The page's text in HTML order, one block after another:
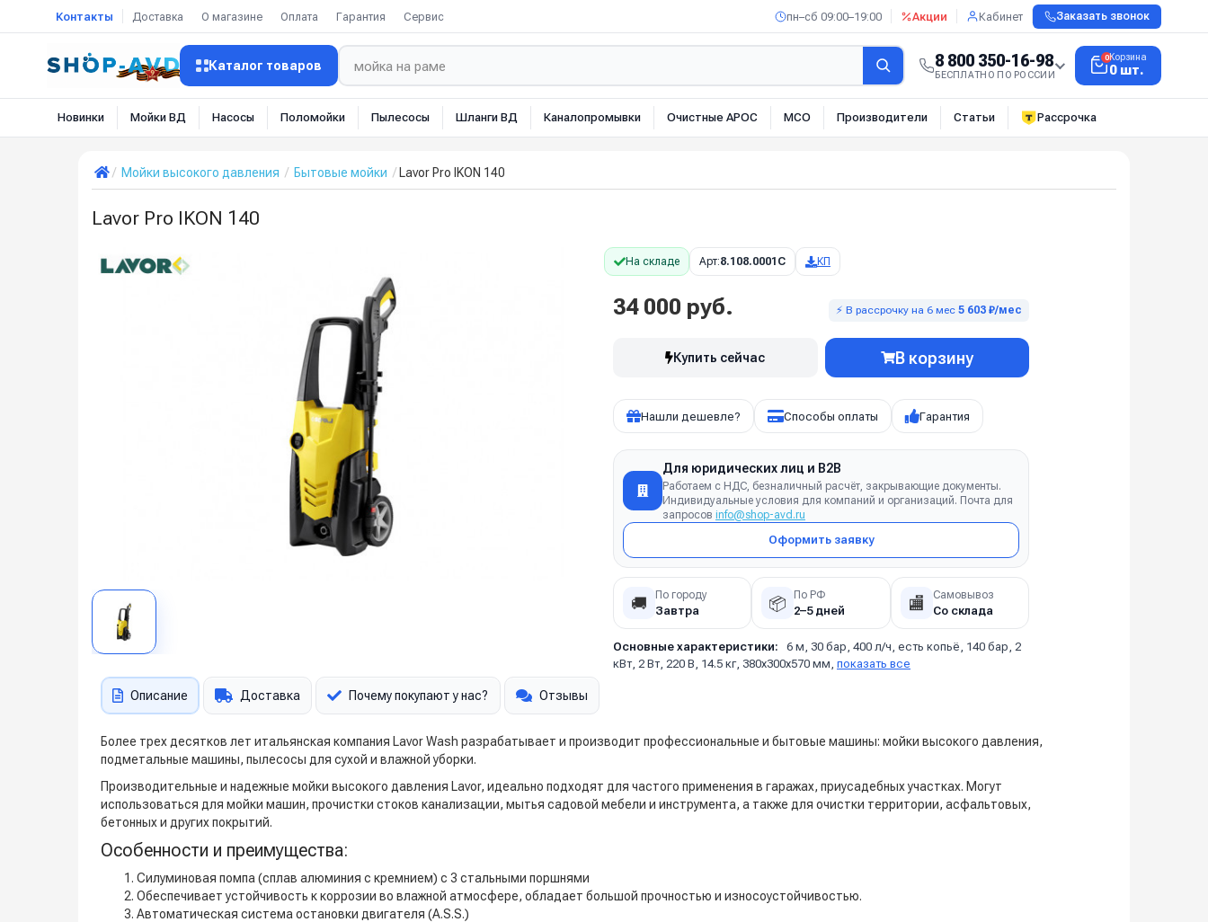
Контакты Доставка О магазине Оплата Гарантия Сервис пн–сб 09:00–19:00 Акции Кабинет Заказать звонок
Каталог товаров 8 800 350-16-98
БЕСПЛАТНО ПО РОССИИ
0Корзина
0 шт.
Новинки Мойки ВД Насосы Поломойки Пылесосы Шланги ВД Каналопромывки Очистные АРОС МСО Производители Статьи Рассрочка
Мойки высокого давления Бытовые мойки Lavor Pro IKON 140
Lavor Pro IKON 140
На складе Арт:8.108.0001C КП
34 000 руб. ⚡ В рассрочку на 6 мес5 603 ₽/мес
Купить сейчас В корзину
Нашли дешевле? Способы оплаты Гарантия
Для юридических лиц и B2B
Работаем с НДС, безналичный расчёт, закрывающие документы.
Индивидуальные условия для компаний и организаций. Почта для
запросов info@shop-avd.ru
Оформить заявку
🚚 По городу
Завтра 📦 По РФ
2–5 дней 🏬 Самовывоз
Со склада
Основные характеристики:
6 м, 30 бар, 400 л/ч, есть копьё, 140 бар, 2
кВт, 2 Вт, 220 В, 14.5 кг, 380х300х570 мм, показать все
Описание Доставка Почему покупают у нас? Отзывы
Более трех десятков лет итальянская компания Lavor Wash разрабатывает и производит профессиональные и бытовые машины: мойки высокого давления,
подметальные машины, пылесосы для сухой и влажной уборки.
Производительные и надежные мойки высокого давления Lavor, идеально подходят для частого применения в гаражах, приусадебных участках. Могут
использоваться для мойки машин, прочистки стоков канализации, мытья садовой мебели и инструмента, а также для очистки территории, асфальтовых,
бетонных и других покрытий.
Особенности и преимущества:
Силуминовая помпа (сплав алюминия с кремнием) с 3 стальными поршнями
Обеспечивает устойчивость к коррозии во влажной атмосфере, обладает большой прочностью и износоустойчивостью.
Автоматическая система остановки двигателя (A.S.S.)